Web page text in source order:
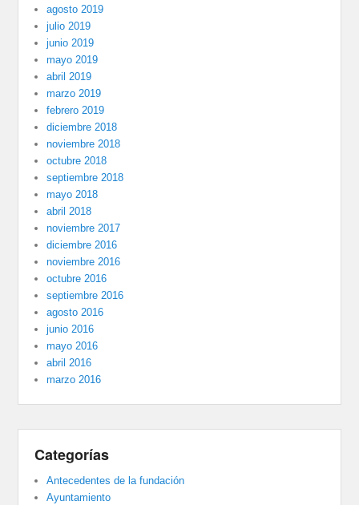
agosto 2019
julio 2019
junio 2019
mayo 2019
abril 2019
marzo 2019
febrero 2019
diciembre 2018
noviembre 2018
octubre 2018
septiembre 2018
mayo 2018
abril 2018
noviembre 2017
diciembre 2016
noviembre 2016
octubre 2016
septiembre 2016
agosto 2016
junio 2016
mayo 2016
abril 2016
marzo 2016
Categorías
Antecedentes de la fundación
Ayuntamiento